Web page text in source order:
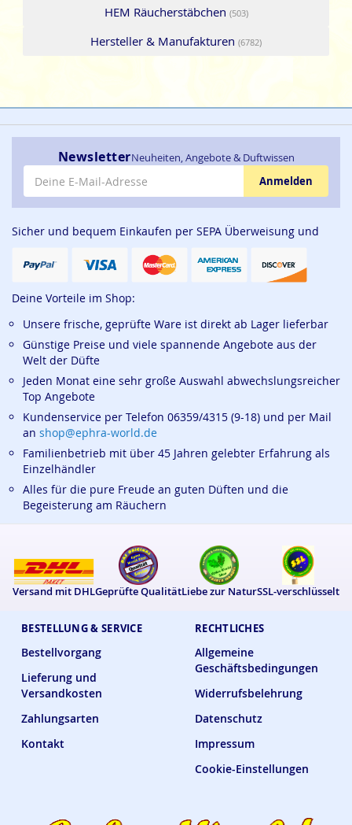
HEM Räucherstäbchen (503)
Hersteller & Manufakturen (6782)
BESTELLUNG & SERVICE
Bestellvorgang
Lieferung und
Versandkosten
Zahlungsarten
Kontakt
RECHTLICHES
Allgemeine
Geschäftsbedingungen
Widerrufsbelehrung
Datenschutz
Impressum
Cookie-Einstellungen
NewsletterNeuheiten, Angebote & Duftwissen
E-Mail-Adresse
Anmelden
Sicher und bequem Einkaufen per SEPA Überweisung und
Deine Vorteile im Shop:
Unsere frische, geprüfte Ware ist direkt ab Lager lieferbar
Günstige Preise und viele spannende Angebote aus der
Welt der Düfte
Jeden Monat eine sehr große Auswahl abwechslungsreicher
Top Angebote
Kundenservice per Telefon 06359/4315 (9-18) und per Mail
an shop@ephra-world.de
Familienbetrieb mit über 45 Jahren gelebter Erfahrung als
Einzelhändler
Alles für die pure Freude an guten Düften und die
Begeisterung am Räuchern
Versand mit DHLGeprüfte QualitätLiebe zur NaturSSL-verschlüsselt